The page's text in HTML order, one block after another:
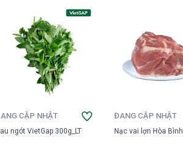
CẬP NHẬT
ngót VietGap 300g_LT
ĐANG CẬP NHẬT
Nạc vai lợn Hòa Bình